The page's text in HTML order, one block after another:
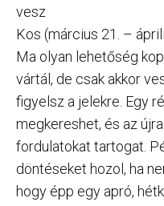
vesz
Kos (március 21. –
Ma olyan lehetőség
vártál, de csak akkor
figyelsz a jelekre. Egy
megkereshet, és az
fordulatokat tartogat.
döntéseket hozol, ha
hogy épp egy apró,